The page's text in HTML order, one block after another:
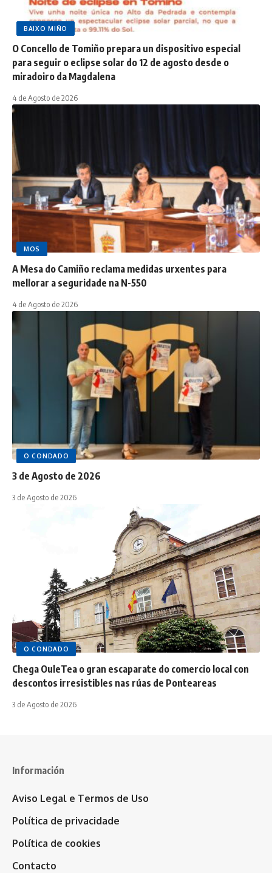
BAIXO MIÑO
O Concello de Tomiño prepara un dispositivo especial
para seguir o eclipse solar do 12 de agosto desde o
miradoiro da Magdalena
4 de Agosto de 2026
MOS
A Mesa do Camiño reclama medidas urxentes para
mellorar a seguridade na N-550
4 de Agosto de 2026
O CONDADO
3 de Agosto de 2026
3 de Agosto de 2026
O CONDADO
Chega OuleTea o gran escaparate do comercio local con
descontos irresistibles nas rúas de Ponteareas
3 de Agosto de 2026
Información
Aviso Legal e Termos de Uso
Política de privacidade
Política de cookies
Contacto